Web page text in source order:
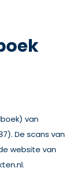
van
De scans van
website van